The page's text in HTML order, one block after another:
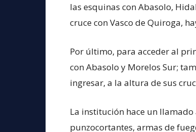
las esquinas con Abasolo,
cruce con Vasco de Quiroga,
Por último, para acceder al
con Abasolo y Morelos Sur;
ingresar, a la altura de sus
La institución hace un
punzocortantes, armas de